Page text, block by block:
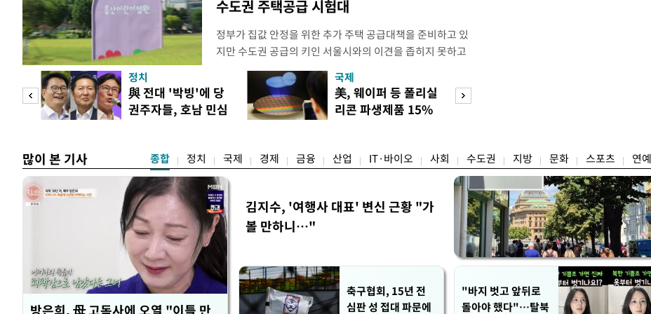
수도권 주택공급 시험대
정부가 집값 안정을 위한 추가 주택 공급대책을 준비하고 있
지만 수도권 공급의 키인 서울시와의 이견을 좁히지 못하고
있다. 주택 공급 실행력을 높이기 위해선 지방정부와의 소통
과 협력을 강화해야 한다는 지적이 나온다. 7일 업계에 따르
면, 오세훈 서울시장은 전날(6일) 서울시 주관으로 열린 부
동산 대토론회에서 용산공원 부지 내 주택 공급설에 대해
정치
與 전대 '박빙'에 당
권주자들, 호남 민심
국제
美, 웨이퍼 등 폴리실
리콘 파생제품 15%
많이 본 기사 종합 정치 국제 경제 금융 산업 IT·바이오 사회 수도권 지방 문화 스포츠 연예
방은희, 母 고독사에 오열 "이틀 만
김지수, '여행사 대표' 변신 근황 "가
볼 만하니…"
축구협회, 15년 전
심판 성 접대 파문에
"바지 벗고 앞뒤로
돌아야 했다"…탈북